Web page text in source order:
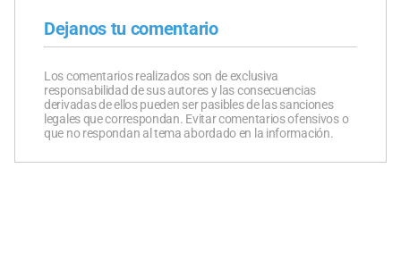
Dejanos tu comentario
Los comentarios realizados son de exclusiva
responsabilidad de sus autores y las consecuencias
derivadas de ellos pueden ser pasibles de las sanciones
legales que correspondan. Evitar comentarios ofensivos o
que no respondan al tema abordado en la información.